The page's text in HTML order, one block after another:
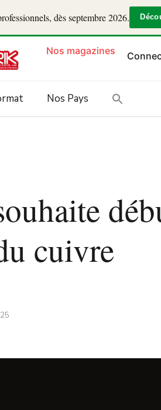
dès septembre 2026.
Nos magazines
Nos Pays
cuivre